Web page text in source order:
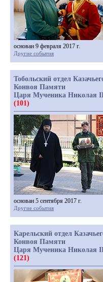
основан 9 февраля 2017 г.
Другие события
Тобольский отдел
Конвоя Памяти
Царя Мученика Николая
(101)
основан 5 сентября 2017 г.
Другие события
Карельский отдел
Конвоя Памяти
Царя Мученика Николая
(121)